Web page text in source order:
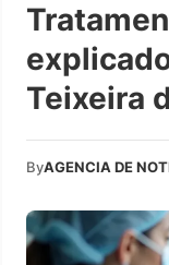
Teixeira
ByAGENCIA DE